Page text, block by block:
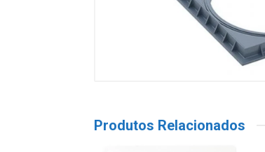
Produtos Relacionados